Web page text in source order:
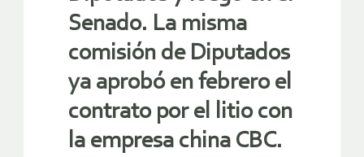
Senado. La misma
comisión de Diputados
ya aprobó en febrero el
contrato por el litio con
la empresa china CBC.